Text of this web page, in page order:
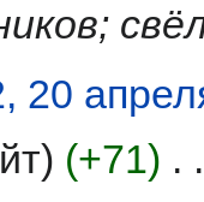
20
+71